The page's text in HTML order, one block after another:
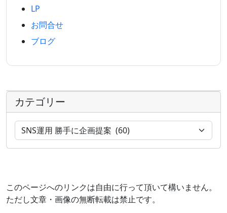
LP
お問合せ
ブログ
カテゴリー
このページへのリンクは自由に行って頂いて構いません。
ただし文章・画像の無断転載は禁止です。